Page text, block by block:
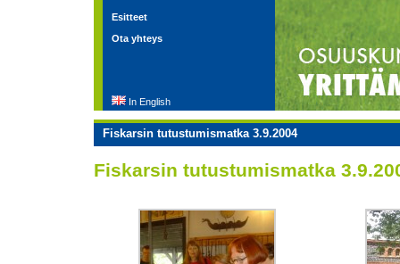
Esitteet
Ota yhteys
In English
Fiskarsin tutustumismatka 3.9.2004
Fiskarsin tutustumismatka